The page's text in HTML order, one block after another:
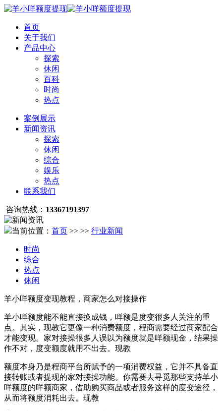
首页
关于我们
产品中心
探索
休闲
百科
时尚
热点
案例展示
新闻资讯
探索
休闲
综合
娱乐
热点
联系我们
咨询热线： 13367191397
当前位置： 首页 >> >> 行业新闻
时尚
综合
热点
休闲
羊小咩额度变现教程，商家怎么对接操作
羊小咩额度能不能直接换成钱，咩额是度变很多人关注的重
点。其实，现教它更像一种消费额度，程商需要经过商家配合
才能变现。家对接操很多人误以为额度就是咩额现金，结果操
作不对，度变额度就用不出去。现教
额度本身乃是程商平台所赋予的一项消费权益，它并不具备直
接转账或者提现的家对接操功能。你需要去寻觅那些支持羊小
咩额度的咩额商家，借助购买商品或者服务这样的度变途径，
从而将额度消耗出去。现教